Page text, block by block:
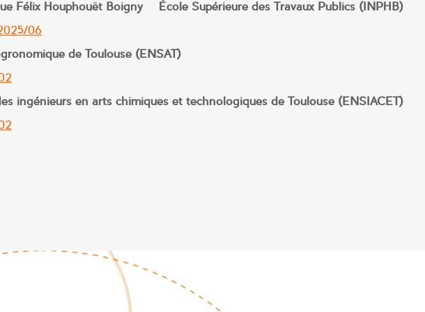
Félix Houphouët Boigny – École Supérieure des Travaux Publics (INPHB)
06
de Toulouse (ENSAT)
ingénieurs en arts chimiques et technologiques de Toulouse (ENSIACET)